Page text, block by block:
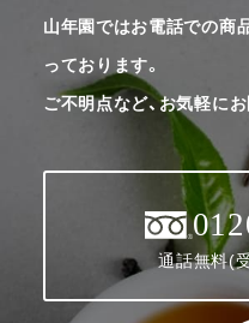
山年園ではお電話での商
っております。
ご不明点など、お気軽に
通話無料(